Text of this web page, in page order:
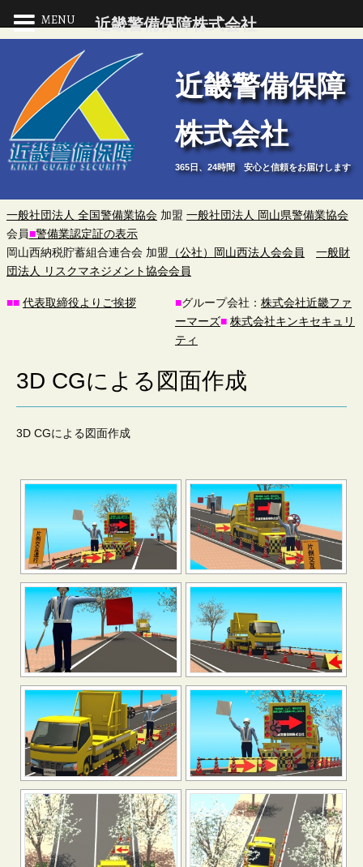
近
畿
警
備
保
障
株
会
社
近畿警備保障
株式会社
365日、24時間 安心と信頼をお届けします
一般社団法人 全国警備業協会 加盟 一般社団法人 岡山県警備業協会
会員■警備業認定証の表示
岡山西納税貯蓄組合連合会 加盟 （公社）岡山西法人会会員
一般財
団法人 リスクマネジメント協会会員
■■ 代表取締役よりご挨拶 ■グループ会社： 株式会社近畿ファ
ーマーズ■ 株式会社キンキセキュリ
ティ
3D CGによる図面作成
3D CGによる図面作成
MENU 近畿警備保障株式会社